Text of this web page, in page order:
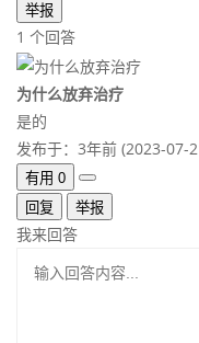
举报
1 个回答
为什么放弃治疗
是的
发布于：3年前 (2023-07-
有用 0
回复
举报
我来回答